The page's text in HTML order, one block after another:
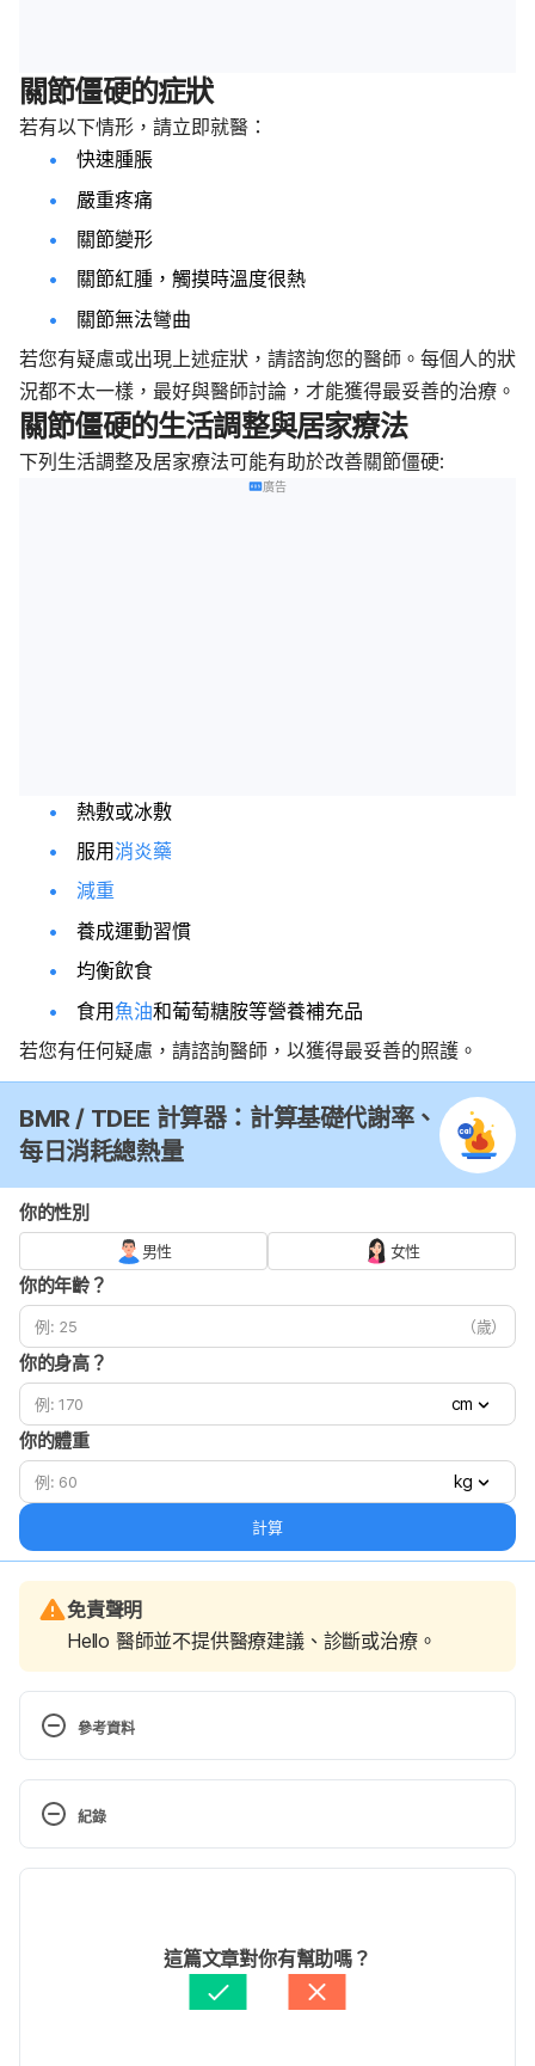
關節僵硬的症狀
若有以下情形，請立即就醫：
快速腫脹
嚴重疼痛
關節變形
關節紅腫，觸摸時溫度很熱
關節無法彎曲
若您有疑慮或出現上述症狀，請諮詢您的醫師。每個人的狀
況都不太一樣，最好與醫師討論，才能獲得最妥善的治療。
關節僵硬的生活調整與居家療法
下列生活調整及居家療法可能有助於改善關節僵硬:
廣告
熱敷或冰敷
服用消炎藥
減重
養成運動習慣
均衡飲食
食用魚油和葡萄糖胺等營養補充品
若您有任何疑慮，請諮詢醫師，以獲得最妥善的照護。
BMR / TDEE 計算器：計算基礎代謝率、
每日消耗總熱量
你的性別
男性 女性
你的年齡？
（歲）
你的身高？
cm
你的體重
kg
計算
免責聲明
Hello 醫師並不提供醫療建議、診斷或治療。
參考資料
joints?
/321588.php
and-muscle-disorders/symptoms-of-
musculoskeletal-disorders/joint-stiffness
December 21, 2018.
紀錄
W.R. Su
賴建翰醫師
張凱安 Kyle Chang
這篇文章對你有幫助嗎？